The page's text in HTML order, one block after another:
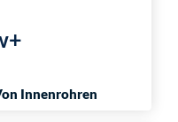
Innenrohren